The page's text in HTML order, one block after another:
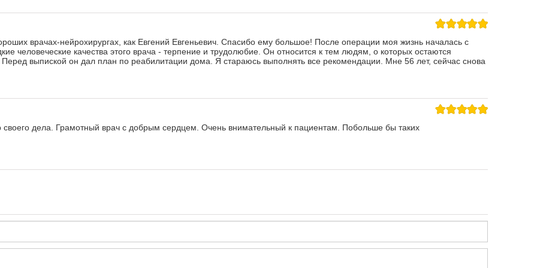
врачах-нейрохирургах, как Евгений Евгеньевич. Спасибо ему большое! После операции моя жизнь началась с
человеческие качества этого врача - терпение и трудолюбие. Он относится к тем людям, о которых остаются
выпиской он дал план по реабилитации дома. Я стараюсь выполнять все рекомендации. Мне 56 лет, сейчас снова
дела. Грамотный врач с добрым сердцем. Очень внимательный к пациентам. Побольше бы таких